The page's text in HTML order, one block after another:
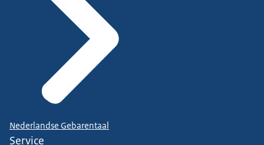
Nederlandse Gebarentaal
Service